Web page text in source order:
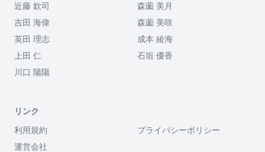
近藤 欽司
森薗 美月
吉田 海偉
森薗 美咲
英田 理志
成本 綾海
上田 仁
石垣 優香
川口 陽陽
リンク
利用規約
プライバシーポリシー
運営会社